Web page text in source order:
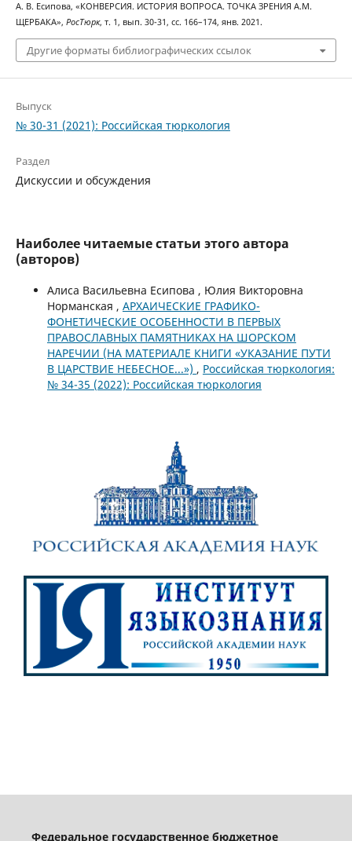
А. В. Есипова, «КОНВЕРСИЯ. ИСТОРИЯ ВОПРОСА. ТОЧКА ЗРЕНИЯ А.М.
ЩЕРБАКА», РосТюрк, т. 1, вып. 30-31, сс. 166–174, янв. 2021.
Другие форматы библиографических ссылок
Выпуск
№ 30-31 (2021): Российская тюркология
Раздел
Дискуссии и обсуждения
Наиболее читаемые статьи этого автора
(авторов)
Алиса Васильевна Есипова , Юлия Викторовна
Норманская , АРХАИЧЕСКИЕ ГРАФИКО-
ФОНЕТИЧЕСКИЕ ОСОБЕННОСТИ В ПЕРВЫХ
ПРАВОСЛАВНЫХ ПАМЯТНИКАХ НА ШОРСКОМ
НАРЕЧИИ (НА МАТЕРИАЛЕ КНИГИ «УКАЗАНИЕ ПУТИ
В ЦАРСТВИЕ НЕБЕСНОЕ...») , Российская тюркология:
№ 34-35 (2022): Российская тюркология
Федеральное государственное бюджетное